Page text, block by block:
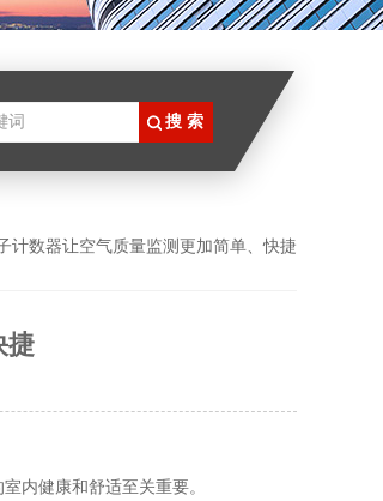
计数器让空气质量监测更加简单、快捷
捷
内健康和舒适至关重要。